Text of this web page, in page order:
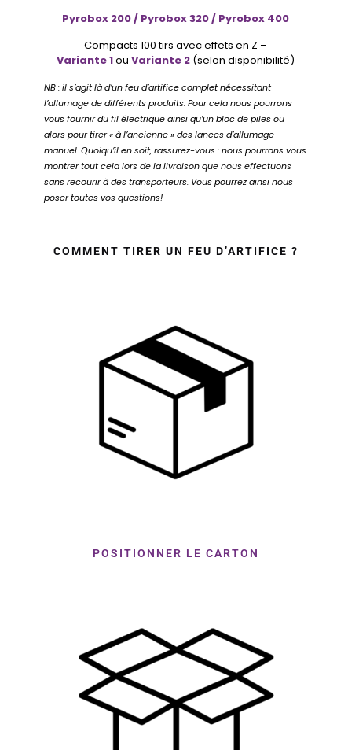
Pyrobox 200 / Pyrobox 320 / Pyrobox 400
Compacts 100 tirs avec effets en Z –
Variante 1ouVariante 2 (selon disponibilité)
NB : il s’agit là d’un feu d’artifice complet nécessitant
l’allumage de différents produits. Pour cela nous pourrons
vous fournir du fil électrique ainsi qu’un bloc de piles ou
alors pour tirer « à l’ancienne » des lances d’allumage
manuel. Quoiqu’il en soit, rassurez-vous : nous pourrons vous
montrer tout cela lors de la livraison que nous effectuons
sans recourir à des transporteurs. Vous pourrez ainsi nous
poser toutes vos questions!
COMMENT TIRER UN FEU D’ARTIFICE ?
POSITIONNER LE CARTON